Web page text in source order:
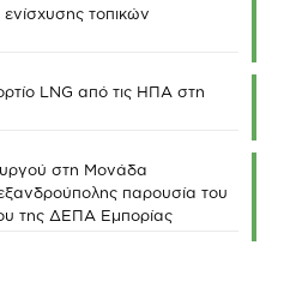
τοπικών
LNG από τις ΗΠΑ στη
στη Μονάδα
παρουσία του
της ΔΕΠΑ Εμπορίας